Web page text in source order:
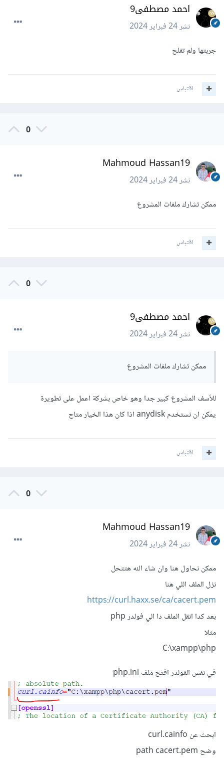
احمد مصطفى9
نشر24 فبراير 2024
جربتها ولم تفلح
اقتباس
0
Mahmoud Hassan19
نشر24 فبراير 2024
ممكن تشارك ملفات المشروع
اقتباس
0
احمد مصطفى9
نشر24 فبراير 2024
ممكن تشارك ملفات المشروع
للأسف المشروع كبير جدا وهو خاص بشركة اعمل على تطويرة
يمكن ان نستخدم anydisk اذا كان هذا الخيار متاح
اقتباس
0
Mahmoud Hassan19
نشر24 فبراير 2024
ممكن نحاول هنا وان شاء الله هتتحل
نزل الملف اللي هنا
https://curl.haxx.se/ca/cacert.pem
بعد كدا انقل الملف دا الي فولدر php
مثلا
C:\xampp\php
في نفس الفولدر افتح ملف php.ini
ابحث عن curl.cainfo
وضح path cacert.pem